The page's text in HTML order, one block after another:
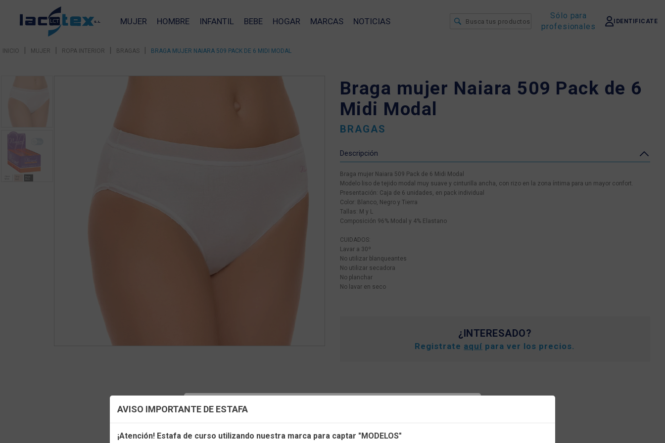
MUJER HOMBRE INFANTIL BEBE HOGAR MARCAS NOTICIAS
Sólo para
profesionales
IDENTIFICATE
INICIO | MUJER | ROPA INTERIOR | BRAGAS | BRAGA MUJER NAIARA 509 PACK DE 6 MIDI MODAL
Braga mujer Naiara 509 Pack de 6
Midi Modal
BRAGAS
Descripción
Braga mujer Naiara 509 Pack de 6 Midi Modal
Modelo liso de tejido modal muy suave y cinturilla ancha, con rizo en la zona íntima para un mayor confort.
Presentación: Caja de 6 unidades, en pack individual
Color: Blanco, Negro y Tierra
Tallas: M y L
Composición 96% Modal y 4% Elastano
CUIDADOS:
Lavar a 30º
No utilizar blanqueantes
No utilizar secadora
No planchar
No lavar en seco
¿INTERESADO?
Registrate aquí para ver los precios.
Configuración de cookies
Utilizamos cookies propias y de terceros, de sesión o persistentes, para hacer
AVISO IMPORTANTE DE ESTAFA
¡Atención! Estafa de curso utilizando nuestra marca para captar "MODELOS"